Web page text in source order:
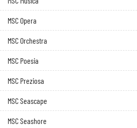
MSC Opera
MSC Orchestra
MSC Poesia
MSC Preziosa
MSC Seascape
MSC Seashore